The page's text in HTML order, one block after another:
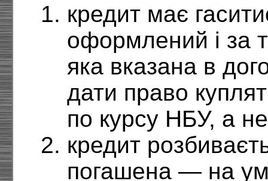
кредит має
оформлений і за
яка вказана в
дати право
по курсу НБУ, а
кредит
погашена — на